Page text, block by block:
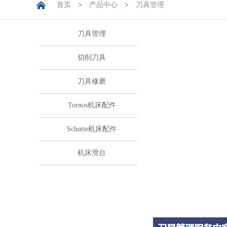
首页 > 产品中心 > 刀具管理
刀具管理
切削刀具
刀具修磨
Tornos机床配件
Schutte机床配件
机床滑台